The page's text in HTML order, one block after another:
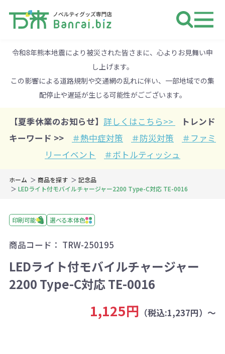
令和8年熊本地震により被災された皆さまに、心よりお見舞い申
し上げます。
この影響による道路規制や交通網の乱れに伴い、一部地域での集
配停止や遅延が生じる可能性がごございます。
【夏季休業のお知らせ】 詳しくはこちら>>
トレンド
キーワード >>
＃熱中症対策 ＃防災対策
＃ファミ
リーイベント
＃ボトルティッシュ
ホーム 商品を探す
記念品
LEDライト付モバイルチャージャー2200 Type-C対応 TE-0016
印刷可能 選べる本体色
商品コード： TRW-250195
LEDライト付モバイルチャージャー
2200 Type-C対応 TE-0016
1,125円 （税込:1,237円）～